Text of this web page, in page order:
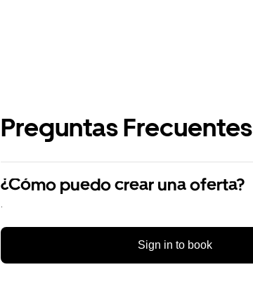
Preguntas Frecuentes
¿Cómo puedo crear una oferta?
.
Sign in to book